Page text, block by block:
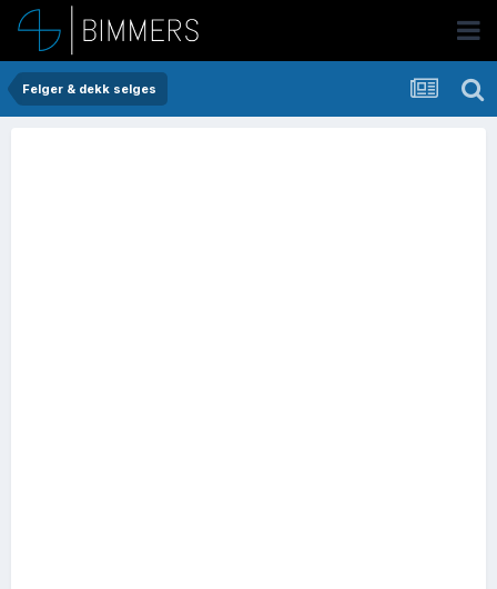
Felger & dekk selges